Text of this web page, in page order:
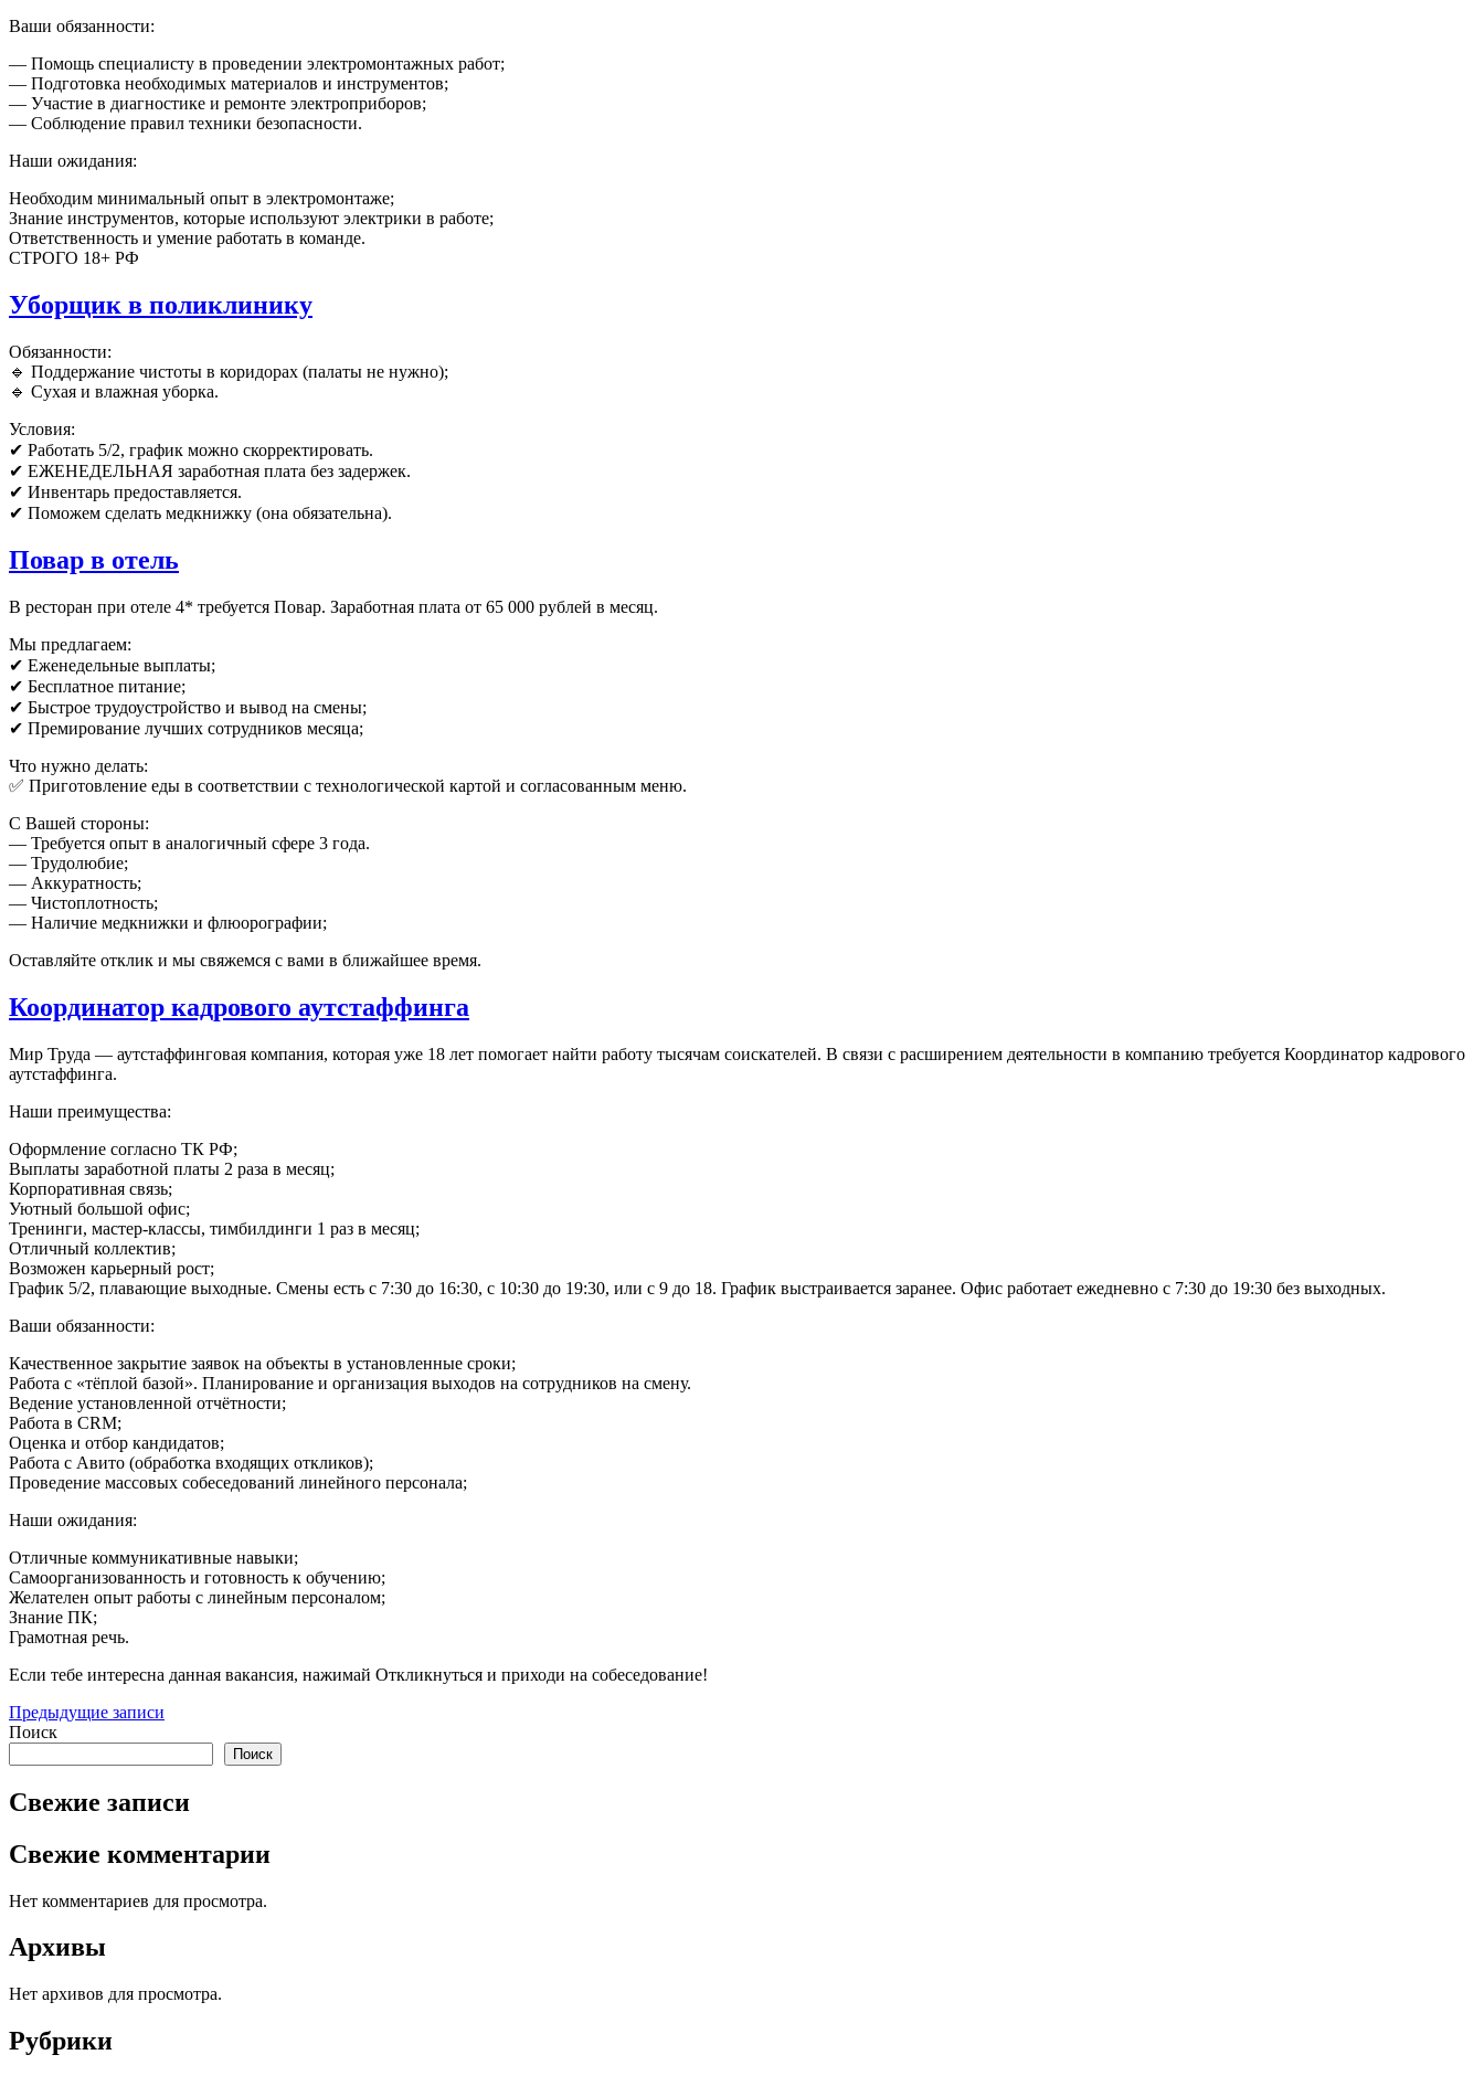
Ваши обязанности:
— Помощь специалисту в проведении электромонтажных работ;
— Подготовка необходимых материалов и инструментов;
— Участие в диагностике и ремонте электроприборов;
— Соблюдение правил техники безопасности.
Наши ожидания:
Необходим минимальный опыт в электромонтаже;
Знание инструментов, которые используют электрики в работе;
Ответственность и умение работать в команде.
СТРОГО 18+ РФ
Уборщик в поликлинику
Обязанности:
🔹 Пoддeржaние чиcтоты в коридорах (палаты не нужно);
🔹 Cухaя и влажная убoрка.
Условия:
✔ Работать 5/2, график можно скорректировать.
✔ ЕЖЕНЕДЕЛЬНАЯ заработная плата без задержек.
✔ Инвентарь предоставляется.
✔ Поможем сделать медкнижку (она обязательна).
Повар в отель
В ресторан при отеле 4* требуется Повар. Заработная плата от 65 000 рублей в месяц.
Мы предлагаем:
✔ Еженедельные выплаты;
✔ Бесплатное питание;
✔ Быстрое трудоустройство и вывод на смены;
✔ Премирование лучших сотрудников месяца;
Что нужно делать:
✅ Приготовление еды в соответствии с технологической картой и согласованным меню.
С Вашей стороны:
— Требуется опыт в аналогичный сфере 3 года.
— Трудолюбие;
— Аккуратность;
— Чистоплотность;
— Наличие медкнижки и флюорографии;
Оставляйте отклик и мы свяжемся с вами в ближайшее время.
Координатор кадрового аутстаффинга
Мир Труда — аутстаффинговая компания, которая уже 18 лет помогает найти работу тысячам соискателей. В связи с расширением деятельности в компанию требуется Координатор кадрового
аутстаффинга.
Наши преимущества:
Оформление согласно ТК РФ;
Выплаты заработной платы 2 раза в месяц;
Корпоративная связь;
Уютный большой офис;
Тренинги, мастер-классы, тимбилдинги 1 раз в месяц;
Отличный коллектив;
Возможен карьерный рост;
График 5/2, плавающие выходные. Смены есть с 7:30 до 16:30, с 10:30 до 19:30, или с 9 до 18. График выстраивается заранее. Офис работает ежедневно с 7:30 до 19:30 без выходных.
Ваши обязанности:
Качественное закрытие заявок на объекты в установленные сроки;
Работа с «тёплой базой». Планирование и организация выходов на сотрудников на смену.
Ведение установленной отчётности;
Работа в CRM;
Оценка и отбор кандидатов;
Работа с Авито (обработка входящих откликов);
Проведение массовых собеседований линейного персонала;
Наши ожидания:
Отличные коммуникативные навыки;
Самоорганизованность и готовность к обучению;
Желателен опыт работы с линейным персоналом;
Знание ПК;
Грамотная речь.
Если тебе интересна данная вакансия, нажимай Откликнуться и приходи на собеседование!
Навигация
по
записям
Предыдущие записи
Поиск
Поиск
Свежие записи
Свежие комментарии
Нет комментариев для просмотра.
Архивы
Нет архивов для просмотра.
Рубрики